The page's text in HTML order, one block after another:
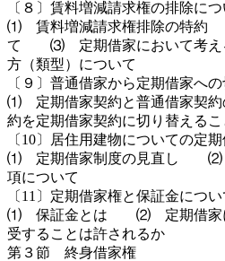
〔８〕賃料増減請求権の排除につ
⑴ 賃料増減請求権排除の特
て ⑶ 定期借家において考える
方（類型）について
〔９〕普通借家から定期借家へ
⑴ 定期借家契約と普通借家
約を定期借家契約に切り替える
〔10〕居住用建物についての定
⑴ 定期借家制度の見直し ⑵
項について
〔11〕定期借家権と保証金につい
⑴ 保証金とは ⑵ 定期借家に
受することは許されるか
第３節 終身借家権